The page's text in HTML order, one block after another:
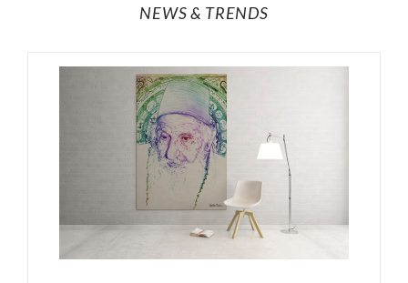
NEWS & TRENDS